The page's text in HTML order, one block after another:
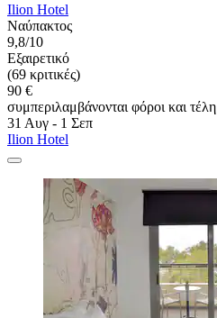
Ilion Hotel
Ναύπακτος
9,8/10
Εξαιρετικό
(69 κριτικές)
90 €
συμπεριλαμβάνονται φόροι και τέλη
31 Αυγ - 1 Σεπ
Ilion Hotel